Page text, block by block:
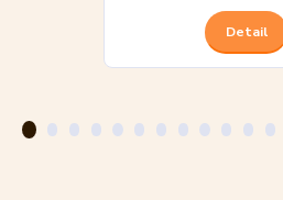
Detail